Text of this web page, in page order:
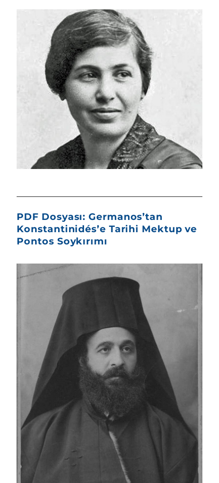
PDF Dosyası: Germanos’tan
Konstantinidés’e Tarihi Mektup ve
Pontos Soykırımı